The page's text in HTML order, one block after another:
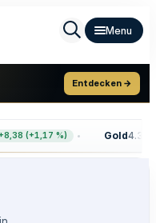
Entdecken →
(+1,17 %) Gold